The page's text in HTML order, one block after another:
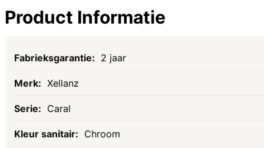
Product Informatie
Specificaties
2 jaar
Xellanz
Caral
Chroom